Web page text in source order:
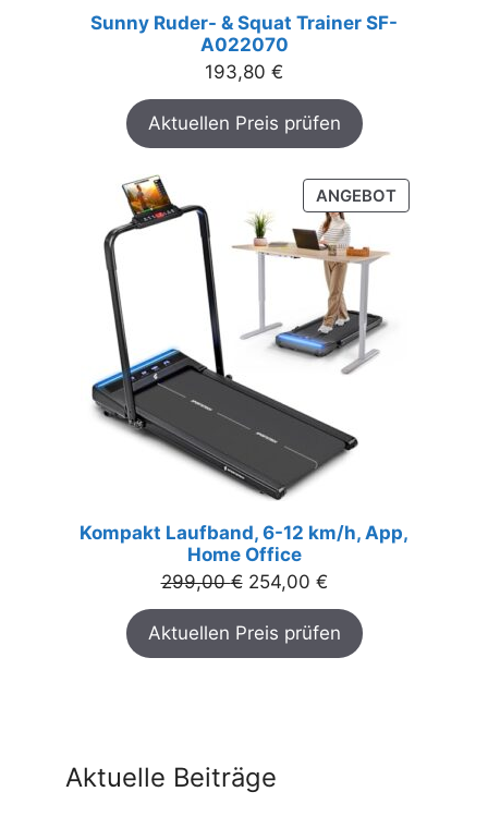
Sunny Ruder- & Squat Trainer SF-
A022070
193,80 €
Aktuellen Preis prüfen
ANGEBOTPRODUKT
IM
Kompakt Laufband, 6-12 km/h, App,
Home Office
299,00€ Ursprünglicher
Preis
war:
299,00 €
254,00 €Aktueller
Preis
ist:
254,00 €.
Aktuellen Preis prüfen
Aktuelle Beiträge